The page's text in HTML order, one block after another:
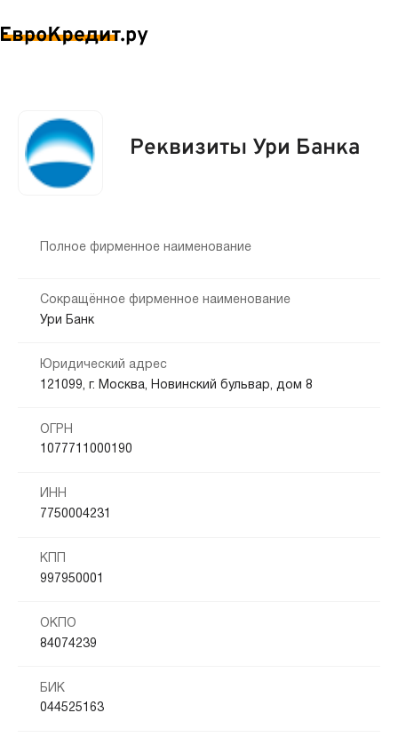
Реквизиты Ури Банка
Полное фирменное наименование
Сокращённое фирменное наименование
Ури Банк
Юридический адрес
121099, г. Москва, Новинский бульвар, дом 8
ОГРН
1077711000190
ИНН
7750004231
КПП
997950001
ОКПО
84074239
БИК
044525163